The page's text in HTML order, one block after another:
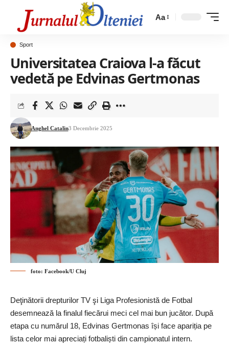
Aa
Sport
Universitatea Craiova l-a făcut
vedetă pe Edvinas Gertmonas
Anghel Catalin3 Decembrie 2025
foto: Facebook/U Cluj
Deţinătorii drepturilor TV şi Liga Profesionistă de Fotbal
desemnează la finalul fiecărui meci cel mai bun jucător. După
etapa cu numărul 18, Edvinas Gertmonas își face apariția pe
lista celor mai apreciați fotbaliști din campionatul intern.